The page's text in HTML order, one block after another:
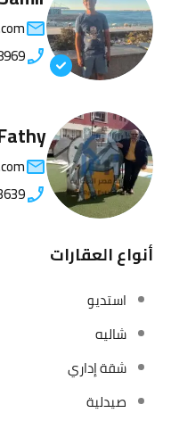
أنواع العقارات
استديو
شاليه
شقة إداري
صيدلية